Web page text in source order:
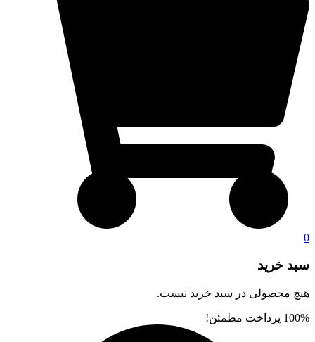
0
سبد خرید
هیچ محصولی در سبد خرید نیست.
100% پرداخت مطمئن!